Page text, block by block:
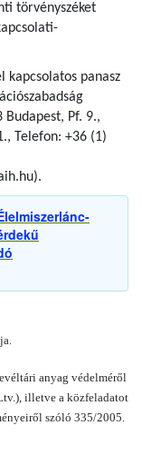
törvényszéket
kapcsolatos panasz
Pf. 9.,
Telefon: +36 (1)
anyag védelméről
illetve a közfeladatot
szóló 335/2005.